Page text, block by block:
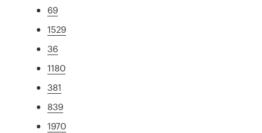
69
1529
36
1180
381
839
1970